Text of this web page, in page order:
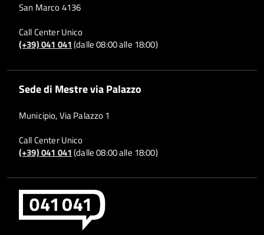
San Marco 4136
Call Center Unico
(+39) 041 041(dalle 08:00 alle 18:00)
Sede di Mestre via Palazzo
Municipio, Via Palazzo 1
Call Center Unico
(+39) 041 041(dalle 08:00 alle 18:00)